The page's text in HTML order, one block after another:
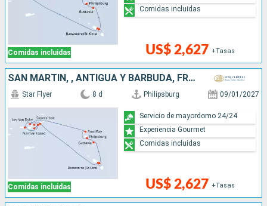
Comidas incluidas US$ 2,627 +Tasas
Comidas incluidas
SAN MARTÍN, , ANTIGUA Y BARBUDA, FRANCIA
Comidas incluidas
Star Flyer 8 d Philipsburg 09/01/2027
US$ 2,627 +Tasas
Servicio de mayordomo 24/24
Experiencia Gourmet
Comidas incluidas